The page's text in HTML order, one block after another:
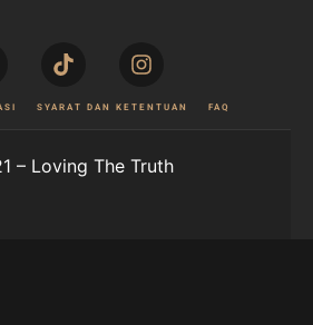
SYARAT DAN KETENTUAN FAQ
– Loving The Truth